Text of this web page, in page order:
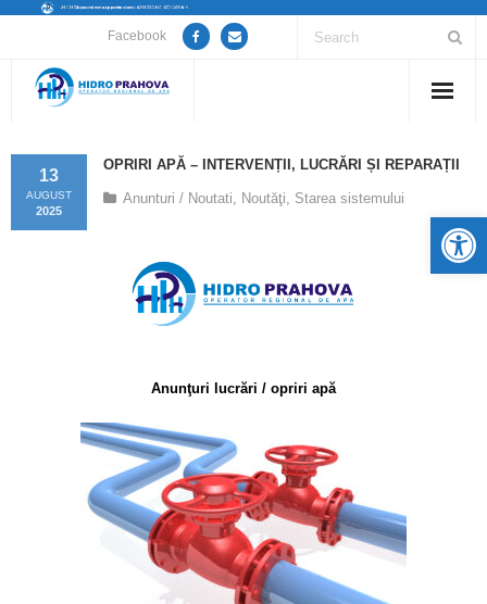
Facebook
Despre noi
Guvernanță Corporativă
Informații de interes public
Calitatea apei
OPRIRI APĂ – INTERVENȚII, LUCRĂRI ȘI REPARAȚII
13
AUGUST
2025
Anunturi / Noutati, Noutăţi, Starea sistemului
Anunţuri lucrări / opriri apă